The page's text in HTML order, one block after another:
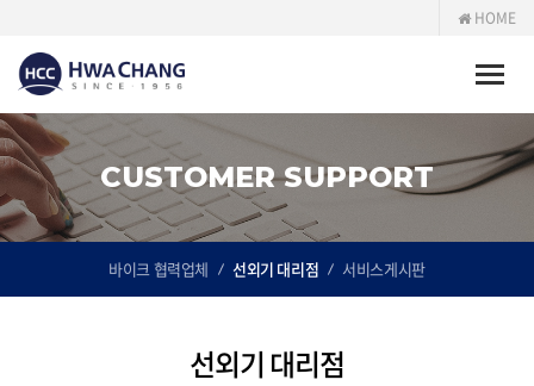
HOME
Toggle
CUSTOMER SUPPORT
바이크 협력업체 선외기 대리점 서비스게시판
선외기 대리점